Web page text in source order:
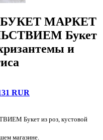
БУКЕТ МАРКЕТ
Букет
и
RUR
Букет из роз, кустовой
магазине.